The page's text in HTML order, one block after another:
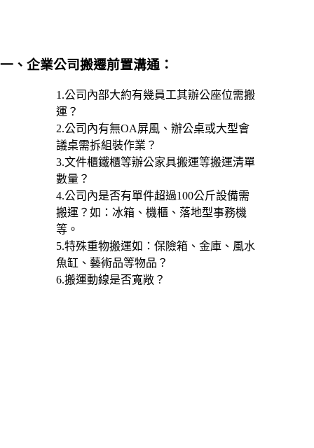
一、企業公司搬遷前置溝通：
1.公司內部大約有幾員工其辦公座位需搬
運？
2.公司內有無OA屏風、辦公桌或大型會
議桌需拆組裝作業？
3.文件櫃鐵櫃等辦公家具搬運等搬運清單
數量？
4.公司內是否有單件超過100公斤設備需
搬運？如：冰箱、機櫃、落地型事務機
等。
5.特殊重物搬運如：保險箱、金庫、風水
魚缸、藝術品等物品？
6.搬運動線是否寬敞？